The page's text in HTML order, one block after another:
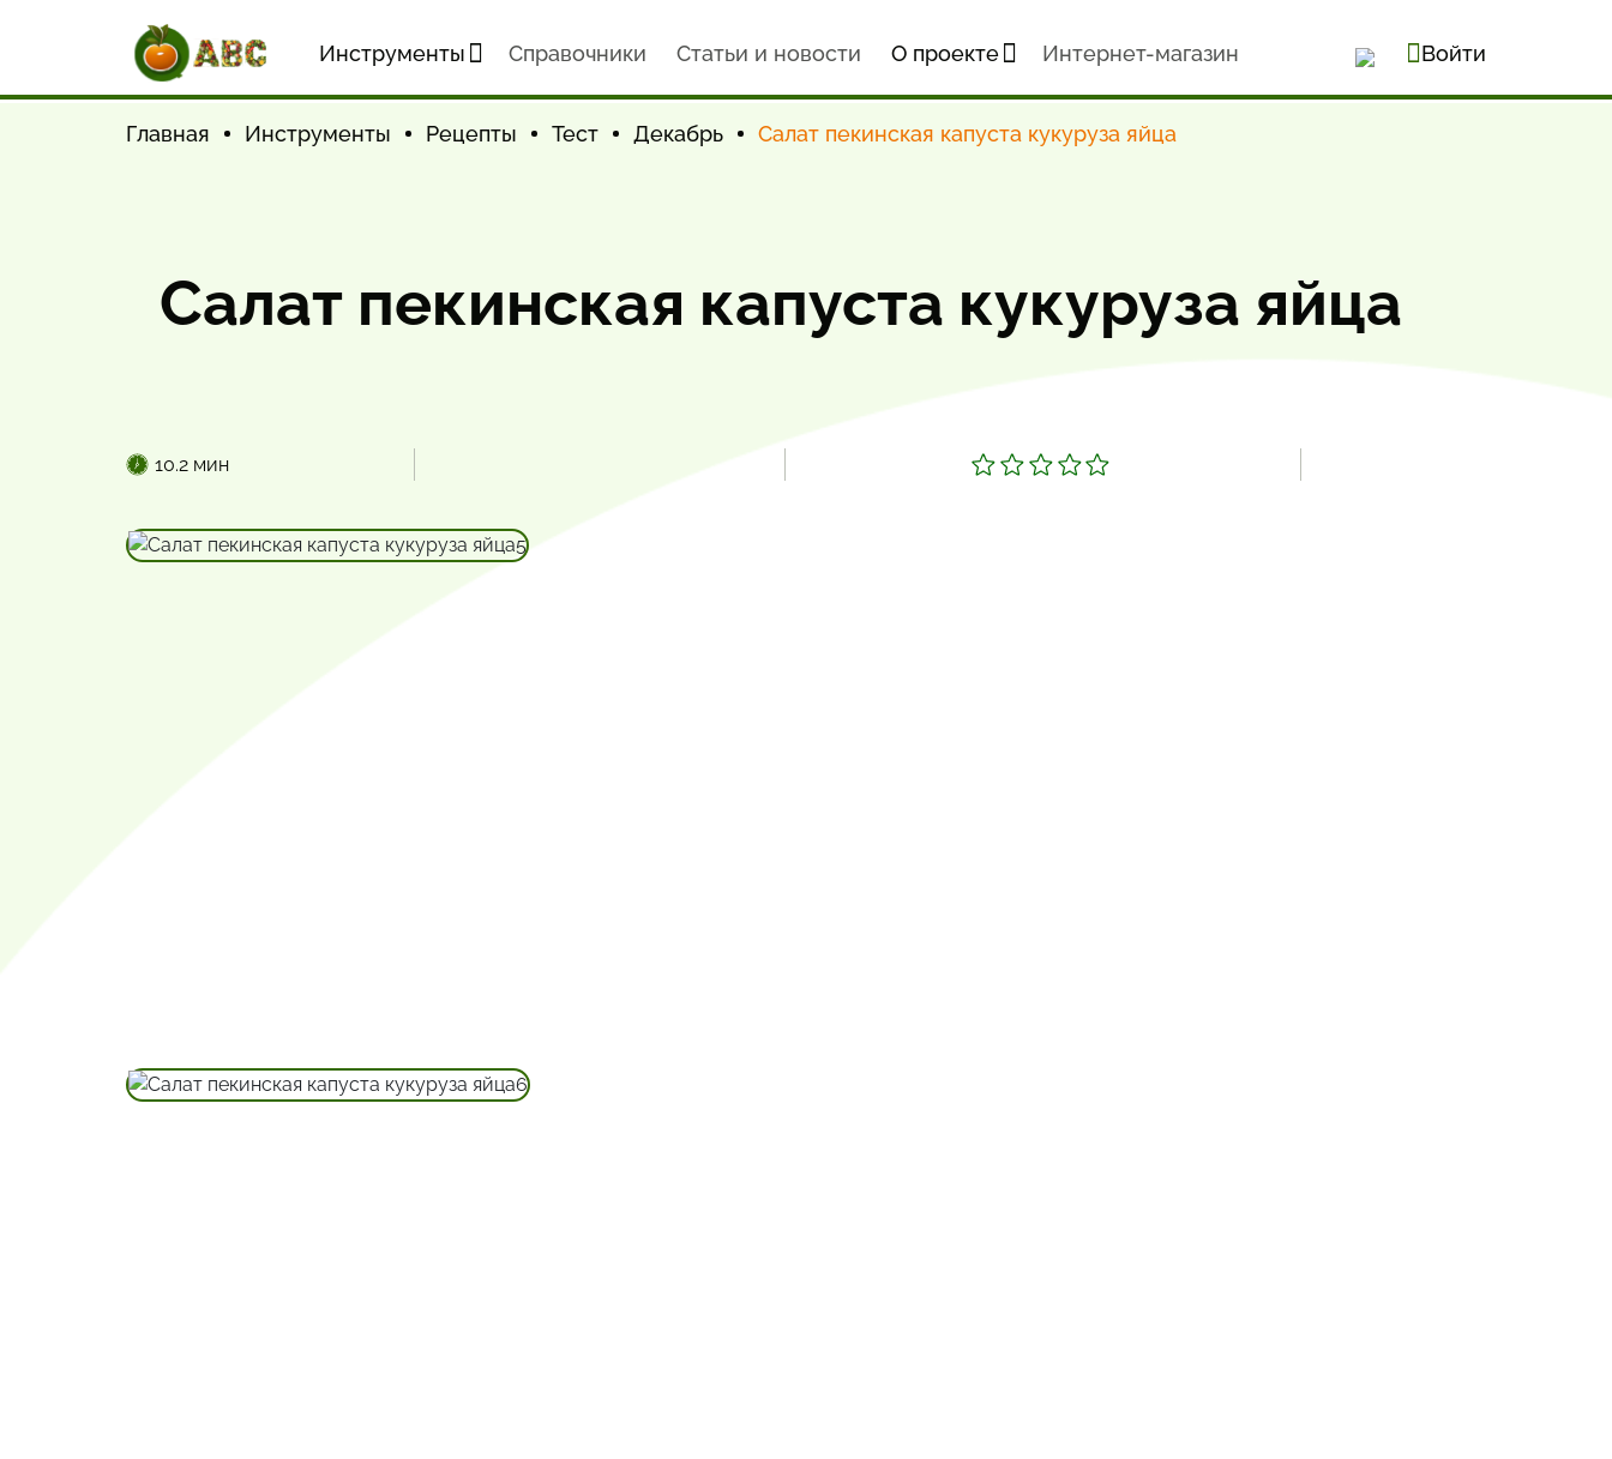
Инструменты Cправочники Статьи и новости О проекте Интернет-магазин Войти
Главная Инструменты Рецепты Тест Декабрь Салат пекинская капуста кукуруза яйца
Салат пекинская капуста кукуруза яйца
10.2 мин